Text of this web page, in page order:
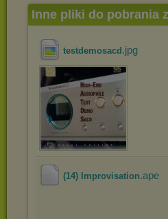
Inne pliki do pobrania
testdemosacd .jpg
(14) Improvisation.ape